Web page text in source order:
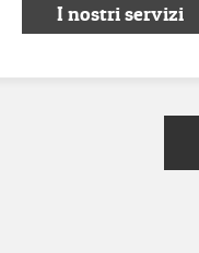
I nostri servizi